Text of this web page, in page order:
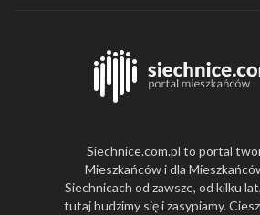
Siechnice.com.pl to portal
Mieszkańców i dla
Siechnicach od zawsze, od kilku
tutaj budzimy się i zasypiamy.